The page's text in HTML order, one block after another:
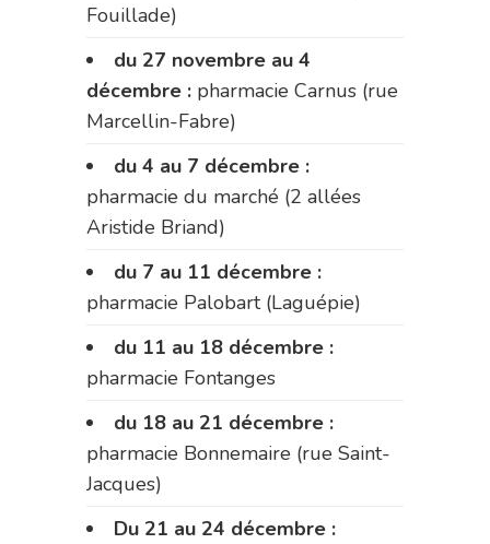
Fouillade)
du 27 novembre au 4
décembre : pharmacie Carnus (rue
Marcellin-Fabre)
du 4 au 7 décembre :
pharmacie du marché (2 allées
Aristide Briand)
du 7 au 11 décembre :
pharmacie Palobart (Laguépie)
du 11 au 18 décembre :
pharmacie Fontanges
du 18 au 21 décembre :
pharmacie Bonnemaire (rue Saint-
Jacques)
Du 21 au 24 décembre :